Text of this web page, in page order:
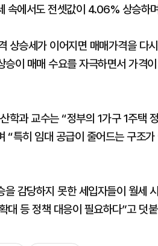
속에서도 전셋값이 4.06% 상승하
상승세가 이어지면 매매가격을 다
승이 매매 수요를 자극하면서 가격
학과 교수는 “정부의 1가구 1주택
“특히 임대 공급이 줄어드는 구조
을 감당하지 못한 세입자들이 월세
대 등 정책 대응이 필요하다”고 덧